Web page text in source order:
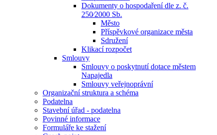
Dokumenty o hospodaření dle z. č.
250⁄2000 Sb.
Město
Příspěvkové organizace města
Sdružení
Klikací rozpočet
Smlouvy
Smlouvy o poskytnutí dotace městem
Napajedla
Smlouvy veřejnoprávní
Organizační struktura a schéma
Podatelna
Stavební úřad - podatelna
Povinné informace
Formuláře ke stažení